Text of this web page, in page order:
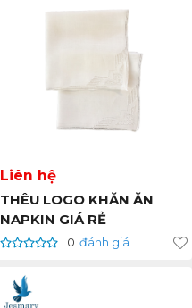
Liên hệ
THÊU LOGO KHĂN ĂN
NAPKIN GIÁ RẺ
0 đánh giá